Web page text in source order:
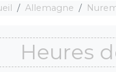
Allemagne
Heures